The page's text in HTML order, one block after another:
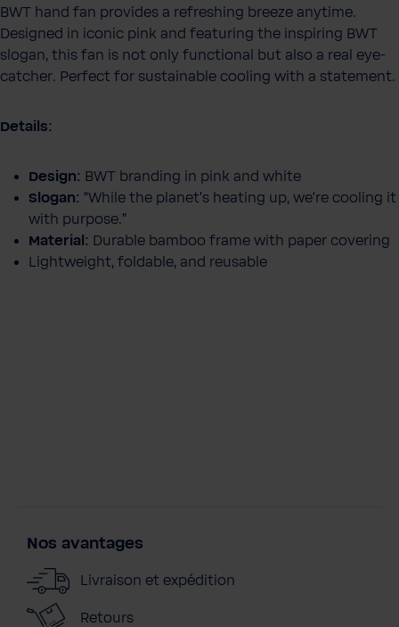
BWT hand fan provides a refreshing breeze anytime.
Designed in iconic pink and featuring the inspiring BWT
slogan, this fan is not only functional but also a real eye-
catcher. Perfect for sustainable cooling with a statement.
Details:
Design: BWT branding in pink and white
Slogan: “While the planet's heating up, we're cooling it
with purpose.”
Material: Durable bamboo frame with paper covering
Lightweight, foldable, and reusable
Nos avantages
Livraison et expédition
Retours